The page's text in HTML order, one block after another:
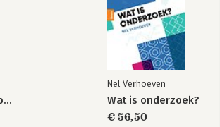
Informatieautonomie
Nel Verhoeven
Wat is onderzoek?
€ 56,50